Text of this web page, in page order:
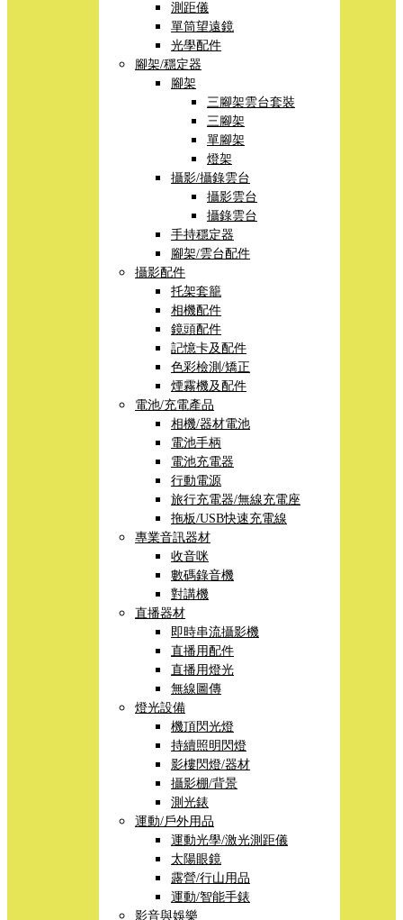
測距儀
單筒望遠鏡
光學配件
腳架/穩定器
腳架
三腳架雲台套裝
三腳架
單腳架
燈架
攝影/攝錄雲台
攝影雲台
攝錄雲台
手持穩定器
腳架/雲台配件
攝影配件
托架套籠
相機配件
鏡頭配件
記憶卡及配件
色彩檢測/矯正
煙霧機及配件
電池/充電產品
相機/器材電池
電池手柄
電池充電器
行動電源
旅行充電器/無線充電座
拖板/USB快速充電線
專業音訊器材
收音咪
數碼錄音機
對講機
直播器材
即時串流攝影機
直播用配件
直播用燈光
無線圖傳
燈光設備
機頂閃光燈
持續照明閃燈
影樓閃燈/器材
攝影棚/背景
測光錶
運動/戶外用品
運動光學/激光測距儀
太陽眼鏡
露營/行山用品
運動/智能手錶
影音與娛樂